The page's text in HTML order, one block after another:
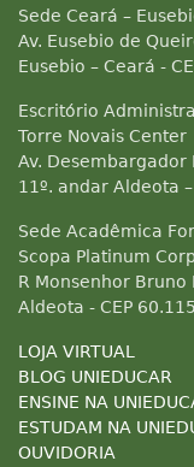
Sede Ceará –
Av. Eusebio de
Eusebio – Ceará -
Escritório
Torre Novais Center
Av. Desembargador
11º. andar Aldeota
Sede Acadêmica
Scopa Platinum
R Monsenhor Bruno
Aldeota - CEP
LOJA VIRTUAL
BLOG UNIEDUCAR
ENSINE NA
ESTUDAM NA
OUVIDORIA